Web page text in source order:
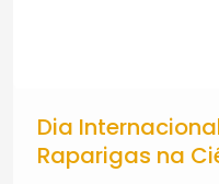
Dia
Raparigas na